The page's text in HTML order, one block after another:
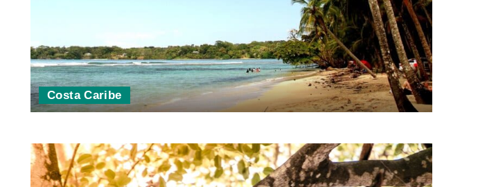
Costa Caribe